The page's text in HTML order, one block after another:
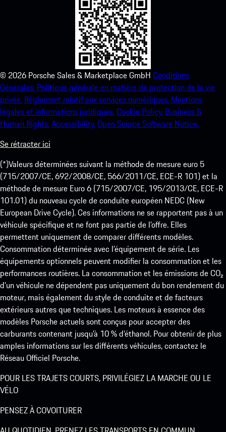
© 2026 Porsche Sales & Marketplace GmbH Conditions
Générales. Politique générale en matière de protection de la vie
privée. Règlement relatif aux services numériques. Mentions
légales et informations juridiques.Cookie Policy. Business &
Human Rights.Accessibility.Open Source Software Notice.
Se rétracter ici
(*)Valeurs déterminées suivant la méthode de mesure euro 5
(715/2007/CE, 692/2008/CE, 566/2011/CE, ECE-R 101) et la
méthode de mesure Euro 6 (715/2007/CE, 195/2013/CE, ECE-R
101.01) du nouveau cycle de conduite européen NEDC (New
European Drive Cycle). Ces informations ne se rapportent pas à un
véhicule spécifique et ne font pas partie de l’offre. Elles
permettent uniquement de comparer différents modèles.
Consommation déterminée avec l’équipement de série. Les
équipements optionnels peuvent modifier la consommation et les
performances routières. La consommation et les émissions de CO₂
d’un véhicule ne dépendent pas uniquement du bon rendement du
moteur, mais également du style de conduite et de facteurs
extérieurs autres que techniques. Les moteurs à essence des
modèles Porsche actuels sont conçus pour accepter des
carburants contenant jusqu’à 10 % d’éthanol. Pour obtenir de plus
amples informations sur les différents véhicules, contactez le
Réseau Officiel Porsche.
POUR LES TRAJETS COURTS, PRIVILÉGIEZ LA MARCHE OU LE
VÉLO
PENSEZ À COVOITURER